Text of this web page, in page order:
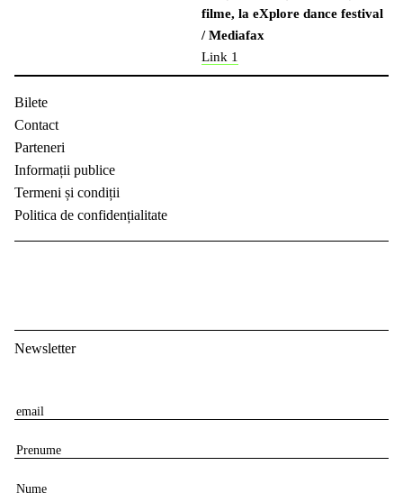
filme, la eXplore dance festival
/Mediafax
Link 1
Bilete
Contact
Parteneri
Informații publice
Termeni și condiții
Politica de confidențialitate
Newsletter
E
a
i
P